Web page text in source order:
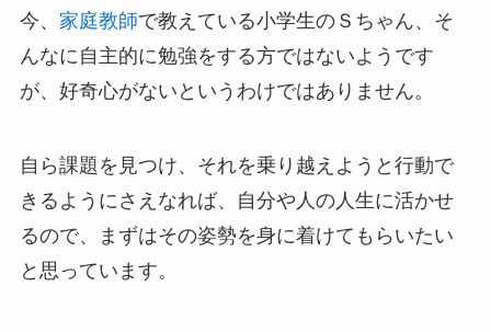
今、 家庭教師で教えている小学生のＳちゃん、そ
んなに自主的に勉強をする方ではないようです
が、好奇心がないというわけではありません。
自ら課題を見つけ、それを乗り越えようと行動で
きるようにさえなれば、自分や人の人生に活かせ
るので、まずはその姿勢を身に着けてもらいたい
と思っています。